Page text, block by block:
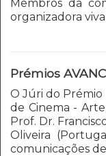
Membros da
organizadora
Prémios
O Júri do Prémio
de Cinema -
Prof. Dr.
Oliveira
comunicações